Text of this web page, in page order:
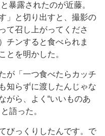
暴露されたのが近藤。
」と切り出すと、撮影の
て召し上がってくださ
チンすると食べられま
とを明かした。
が「一つ食べたらカッチ
知らずに渡したんじゃな
がら、よく“いいものあ
語った。
びっくりしたんです。で